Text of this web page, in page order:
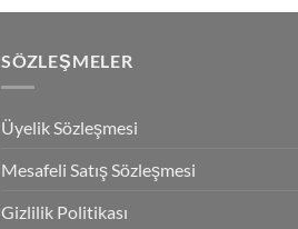
SÖZLEŞMELER
Üyelik Sözleşmesi
Mesafeli Satış Sözleşmesi
Gizlilik Politikası